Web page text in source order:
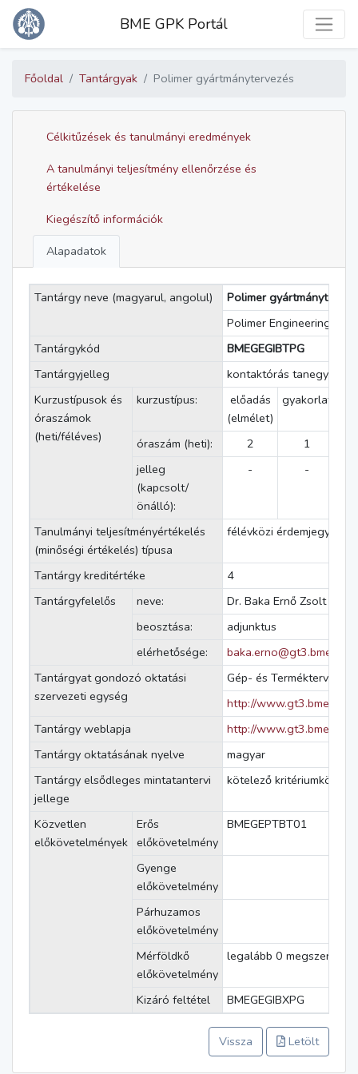
BME GPK Portál
Főoldal Tantárgyak Polimer gyártmánytervezés
Alapadatok
Célkitűzések és tanulmányi eredmények
A tanulmányi teljesítmény ellenőrzése és
értékelése
Kiegészítő információk
Tantárgy neve (magyarul, angolul)
Polimer
Polimer Engineering
Tantárgykód
BMEGEGIBTPG
Tantárgyjelleg
kontaktórás tanegység
Kurzustípusok és
óraszámok
(heti/féléves)
kurzustípus:
előadás
(elmélet)
gyakorlat
óraszám (heti):
2
1
jelleg
(kapcsolt/
önálló):
- -
Tanulmányi teljesítményértékelés
(minőségi értékelés) típusa
félévközi érdemjegy
Tantárgy kreditértéke
4
Tantárgyfelelős
neve:
Dr. Baka Ernő Zsolt
beosztása:
adjunktus
elérhetősége:
baka.erno@gt3.bme.hu
Tantárgyat gondozó oktatási
szervezeti egység
Gép- és Terméktervezés
http://www.gt3.bme.hu
Tantárgy weblapja
http://www.gt3.bme.hu
Tantárgy oktatásának nyelve
magyar
Tantárgy elsődleges mintatantervi
jellege
kötelező
Közvetlen
előkövetelmények
Erős
előkövetelmény
BMEGEPTBT01
Gyenge
előkövetelmény
Párhuzamos
előkövetelmény
Mérföldkő
előkövetelmény
legalább 0 megszerzett
Kizáró feltétel BMEGEGIBXPG
Vissza Letölt